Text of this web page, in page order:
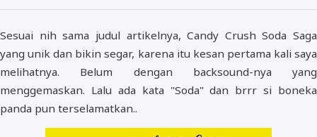
Sesuai nih sama judul artikelnya, Candy Crush Soda Saga
yang unik dan bikin segar, karena itu kesan pertama kali saya
melihatnya. Belum dengan backsound-nya yang
menggemaskan. Lalu ada kata "Soda" dan brrr si boneka
panda pun terselamatkan..